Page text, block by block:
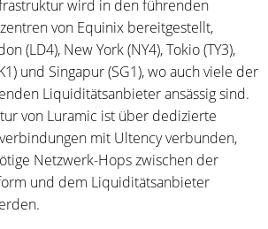
wird in den führenden
von Equinix bereitgestellt,
(LD4), New York (NY4), Tokio (TY3),
und Singapur (SG1), wo auch viele der
Liquiditätsanbieter ansässig sind.
von Luramic ist über dedizierte
mit Ultency verbunden,
Netzwerk-Hops zwischen der
und dem Liquiditätsanbieter